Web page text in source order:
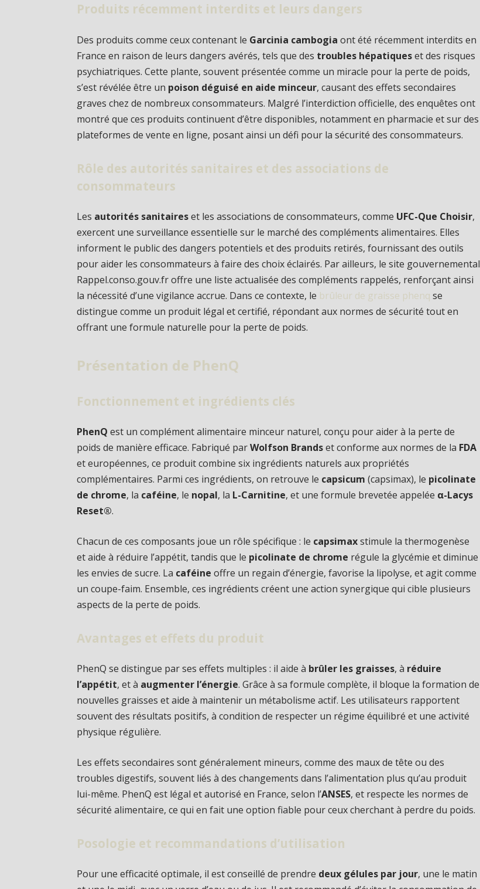
Produits récemment interdits et leurs dangers
Des produits comme ceux contenant le Garcinia cambogia ont été récemment interdits en
France en raison de leurs dangers avérés, tels que des troubles hépatiqueset des risques
psychiatriques. Cette plante, souvent présentée comme un miracle pour la perte de poids,
s’est révélée être un poison déguisé en aide minceur, causant des effets secondaires
graves chez de nombreux consommateurs. Malgré l’interdiction officielle, des enquêtes ont
montré que ces produits continuent d’être disponibles, notamment en pharmacie et sur des
plateformes de vente en ligne, posant ainsi un défi pour la sécurité des consommateurs.
Rôle des autorités sanitaires et des associations de
consommateurs
Les autorités sanitaireset les associations de consommateurs, comme UFC-Que Choisir,
exercent une surveillance essentielle sur le marché des compléments alimentaires. Elles
informent le public des dangers potentiels et des produits retirés, fournissant des outils
pour aider les consommateurs à faire des choix éclairés. Par ailleurs, le site gouvernemental
Rappel.conso.gouv.fr offre une liste actualisée des compléments rappelés, renforçant ainsi
la nécessité d’une vigilance accrue. Dans ce contexte, le brûleur de graisse phenq se
distingue comme un produit légal et certifié, répondant aux normes de sécurité tout en
offrant une formule naturelle pour la perte de poids.
Présentation de PhenQ
Fonctionnement et ingrédients clés
PhenQ est un complément alimentaire minceur naturel, conçu pour aider à la perte de
poids de manière efficace. Fabriqué parWolfson Brandset conforme aux normes de la FDA
et européennes, ce produit combine six ingrédients naturels aux propriétés
complémentaires. Parmi ces ingrédients, on retrouve le capsicum (capsimax), le picolinate
de chrome, la caféine, le nopal, la L-Carnitine, et une formule brevetée appelée α-Lacys
Reset®.
Chacun de ces composants joue un rôle spécifique : le capsimaxstimule la thermogenèse
et aide à réduire l’appétit, tandis que le picolinate de chrome régule la glycémie et diminue
les envies de sucre. La caféine offre un regain d’énergie, favorise la lipolyse, et agit comme
un coupe-faim. Ensemble, ces ingrédients créent une action synergique qui cible plusieurs
aspects de la perte de poids.
Avantages et effets du produit
PhenQ se distingue par ses effets multiples : il aide à brûler les graisses, à réduire
l’appétit, et à augmenter l’énergie. Grâce à sa formule complète, il bloque la formation de
nouvelles graisses et aide à maintenir un métabolisme actif. Les utilisateurs rapportent
souvent des résultats positifs, à condition de respecter un régime équilibré et une activité
physique régulière.
Les effets secondaires sont généralement mineurs, comme des maux de tête ou des
troubles digestifs, souvent liés à des changements dans l’alimentation plus qu’au produit
lui-même. PhenQ est légal et autorisé en France, selon l’ANSES, et respecte les normes de
sécurité alimentaire, ce qui en fait une option fiable pour ceux cherchant à perdre du poids.
Posologie et recommandations d’utilisation
Pour une efficacité optimale, il est conseillé de prendre deux gélules par jour, une le matin